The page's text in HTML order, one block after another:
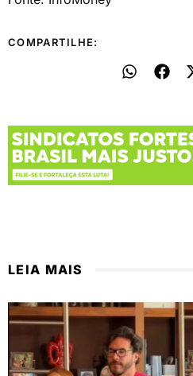
COMPARTILHE:
LEIA MAIS